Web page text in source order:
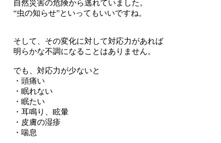
自然災害の危険から逃れていました。
“虫の知らせ”といってもいいですね。
そして、その変化に対して対応力があれば
明らかな不調になることはありません。
でも、対応力が少ないと
・頭痛い
・眠れない
・眠たい
・耳鳴り、眩暈
・皮膚の湿疹
・喘息